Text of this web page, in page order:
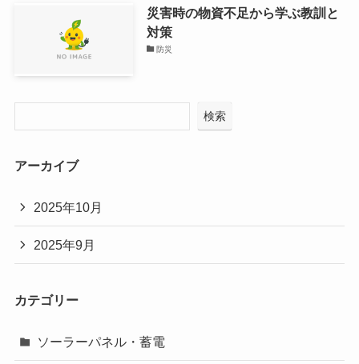
災害時の物資不足から学ぶ教訓と
対策
防災
検索
アーカイブ
2025年10月
2025年9月
カテゴリー
ソーラーパネル・蓄電